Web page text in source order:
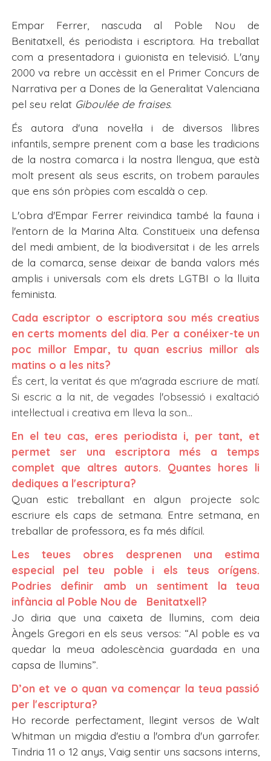
Empar Ferrer, nascuda al Poble Nou de
Benitatxell, és periodista i escriptora. Ha treballat
com a presentadora i guionista en televisió. L'any
2000 va rebre un accèssit en el Primer Concurs de
Narrativa per a Dones de la Generalitat Valenciana
pel seu relatGiboulée de fraises.
És autora d'una novel·la i de diversos llibres
infantils, sempre prenent com a base les tradicions
de la nostra comarca i la nostra llengua, que està
molt present als seus escrits, on trobem paraules
que ens són pròpies com escaldà o cep.
L'obra d'Empar Ferrer reivindica també la fauna i
l'entorn de la Marina Alta. Constitueix una defensa
del medi ambient, de la biodiversitat i de les arrels
de la comarca, sense deixar de banda valors més
amplis i universals com els drets LGTBI o la lluita
feminista.
Cada escriptor o escriptora sou més creatius
en certs moments del dia. Per a conéixer-te un
poc millor Empar, tu quan escrius millor als
matins o a les nits?
És cert, la veritat és que m'agrada escriure de matí.
Si escric a la nit, de vegades l'obsessió i exaltació
intel·lectual i creativa em lleva la son...
En el teu cas, eres periodista i, per tant, et
permet ser una escriptora més a temps
complet que altres autors. Quantes hores li
dediques a l'escriptura?
Quan estic treballant en algun projecte solc
escriure els caps de setmana. Entre setmana, en
treballar de professora, es fa més difícil.
Les teues obres desprenen una estima
especial pel teu poble i els teus orígens.
Podries definir amb un sentiment la teua
infància al Poble Nou de Benitatxell?
Jo diria que una caixeta de llumins, com deia
Àngels Gregori en els seus versos: “Al poble es va
quedar la meua adolescència guardada en una
capsa de llumins”.
D’on et ve o quan va començar la teua passió
per l'escriptura?
Ho recorde perfectament, llegint versos de Walt
Whitman un migdia d'estiu a l'ombra d'un garrofer.
Tindria 11 o 12 anys, Vaig sentir uns sacsons interns,